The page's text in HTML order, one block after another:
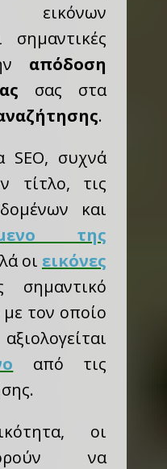
εικόνων
απόδοση
σας στα
.
SEO, συχνά
τίτλο, τις
και
της
οι εικόνες
σημαντικό
τον οποίο
από τις
οι
να